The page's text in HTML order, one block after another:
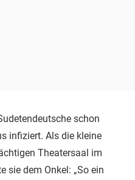
schon
infiziert. Als die kleine
Theatersaal im
sie dem Onkel: „So ein